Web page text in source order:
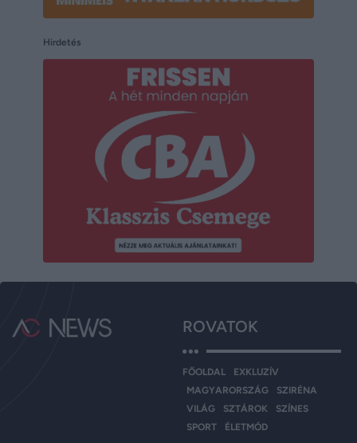
Hirdetés
ROVATOK
FŐOLDAL
EXKLUZÍV
MAGYARORSZÁG
SZIRÉNA
VILÁG
SZTÁROK
SZÍNES
SPORT
ÉLETMÓD